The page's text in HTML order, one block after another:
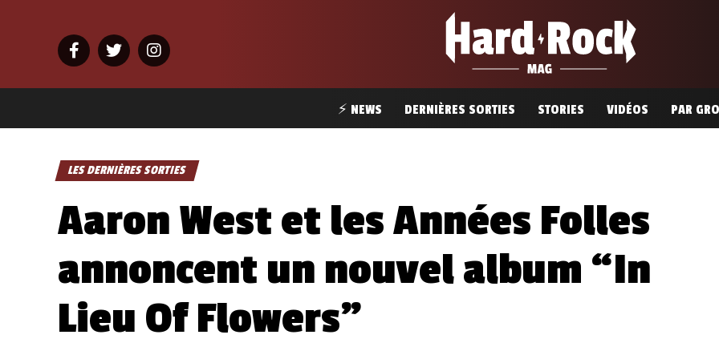
⚡ NEWS DERNIÈRES SORTIES STORIES VIDÉOS PAR
LES DERNIÈRES SORTIES
Aaron West et les Années Folles
annoncent un nouvel album “In
Lieu Of Flowers”